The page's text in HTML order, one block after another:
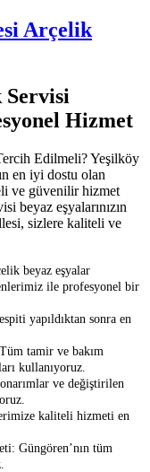
Arçelik
Servisi
Hizmet
Edilmeli? Yeşilköy
en iyi dostu olan
ve güvenilir hizmet
beyaz eşyalarınızın
sizlere kaliteli ve
beyaz eşyalar
ile profesyonel bir
yapıldıktan sonra en
tamir ve bakım
kullanıyoruz.
ve değiştirilen
kaliteli hizmeti en
Güngören’nın tüm